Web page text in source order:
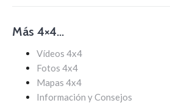
Más 4×4…
Vídeos 4x4
Fotos 4x4
Mapas 4x4
Información y Consejos